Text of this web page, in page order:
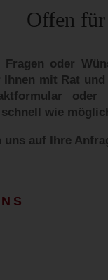
Offen für
Fragen oder
Ihnen mit Rat
oder
wie
uns auf Ihre